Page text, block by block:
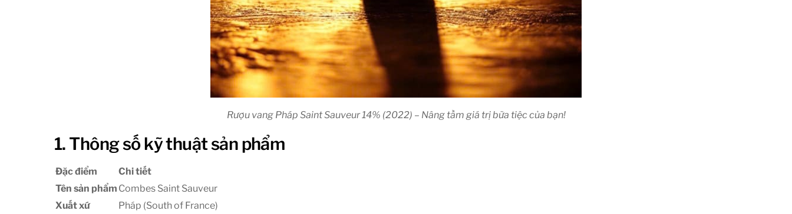
Rượu vang Pháp Saint Sauveur 14% (2022) – Nâng tầm giá trị bữa tiệc của bạn!
1. Thông số kỹ thuật sản phẩm
Đặc điểm
Chi tiết
Tên sản phẩm Combes Saint Sauveur
Xuất xứ
Pháp (South of France)